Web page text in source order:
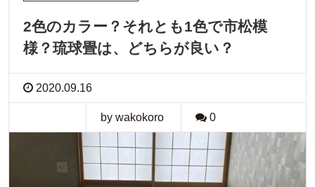
2色のカラー？それとも1色で市松模
様？琉球畳は、どちらが良い？
2020.09.16
by wakokoro 0